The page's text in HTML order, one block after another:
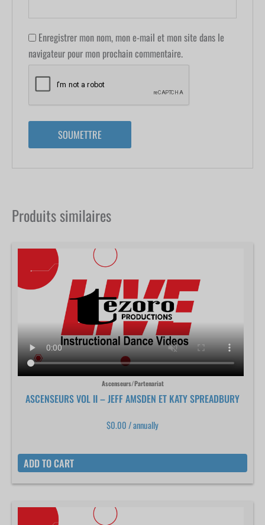
Enregistrer mon nom, mon e-mail et mon site dans le
navigateur pour mon prochain commentaire.
Produits similaires
Ascenseurs/Partenariat
ASCENSEURS VOL II – JEFF AMSDEN ET KATY SPREADBURY
$0.00/ annually
ADD TO CART